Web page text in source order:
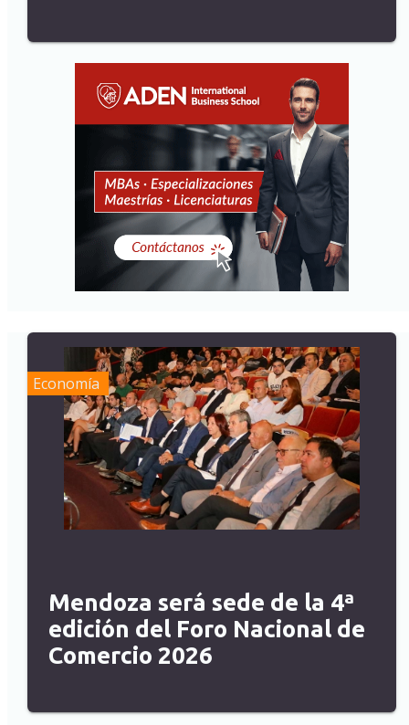
Economía
Mendoza será sede de la 4ª
edición del Foro Nacional de
Comercio 2026